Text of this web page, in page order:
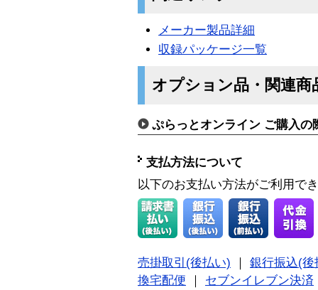
メーカー製品詳細
収録パッケージ一覧
オプション品・関連商
ぷらっとオンライン ご購入の
支払方法について
以下のお支払い方法がご利用で
売掛取引(後払い) ｜ 銀行振込(後
換宅配便 ｜ セブンイレブン決済